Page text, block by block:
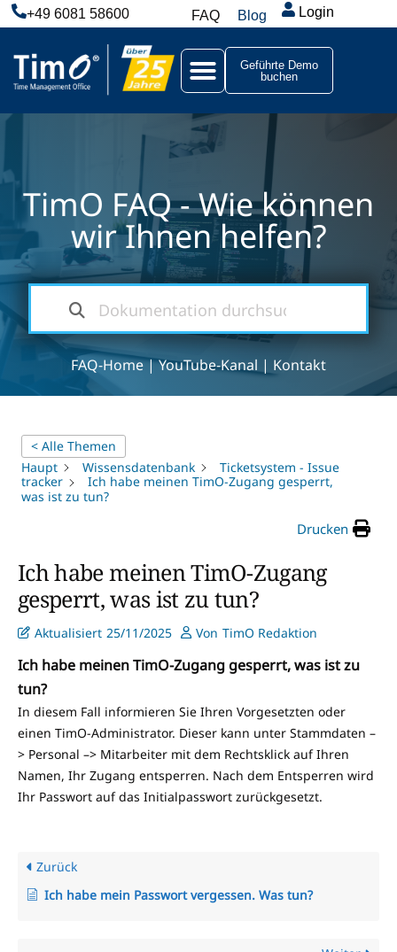
+49 6081 58600 FAQ Blog Login
Geführte Demo
buchen
TimO FAQ - Wie können
wir Ihnen helfen?
FAQ-Home|YouTube-Kanal | Kontakt
< Alle Themen
Haupt
Wissensdatenbank
Ticketsystem - Issue
tracker
Ich habe meinen TimO-Zugang gesperrt,
was ist zu tun?
Drucken
Ich habe meinen TimO-Zugang
gesperrt, was ist zu tun?
Aktualisiert 25/11/2025 Von TimO Redaktion
Ich habe meinen TimO-Zugang gesperrt, was ist zu
tun?
In diesem Fall informieren Sie Ihren Vorgesetzten oder
einen TimO-Administrator. Dieser kann unter Stammdaten –
> Personal –> Mitarbeiter mit dem Rechtsklick auf Ihren
Namen, Ihr Zugang entsperren. Nach dem Entsperren wird
Ihr Passwort auf das Initialpasswort zurückgesetzt.
Zurück
Ich habe mein Passwort vergessen. Was tun?